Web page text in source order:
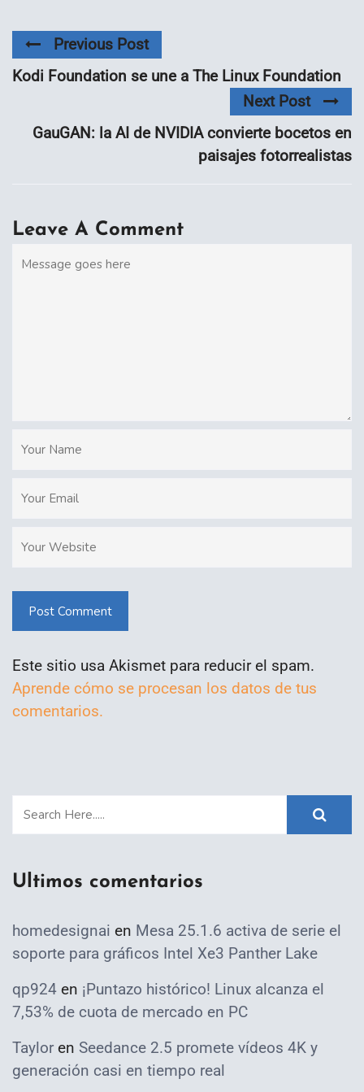
Previous Post
Kodi Foundation se une a The Linux Foundation
Next Post
GauGAN: la AI de NVIDIA convierte bocetos en
paisajes fotorrealistas
Leave A Comment
Post Comment
Este sitio usa Akismet para reducir el spam.
Aprende cómo se procesan los datos de tus
comentarios.
Ultimos comentarios
homedesignai en Mesa 25.1.6 activa de serie el
soporte para gráficos Intel Xe3 Panther Lake
qp924 en ¡Puntazo histórico! Linux alcanza el
7,53% de cuota de mercado en PC
Taylor en Seedance 2.5 promete vídeos 4K y
generación casi en tiempo real